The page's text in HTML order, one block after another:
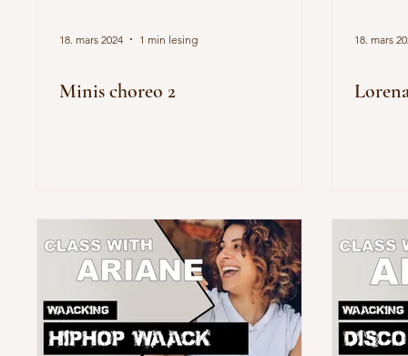
18. mars 2024 1 min lesing
Minis choreo 2
18. mars